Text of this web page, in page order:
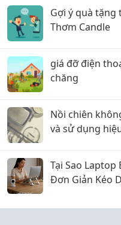
Gợi ý quà
Thơm Candle
giá đỡ điện
chăng
Nồi chiên
và sử dụng
Tại Sao Laptop
Đơn Giản Kéo